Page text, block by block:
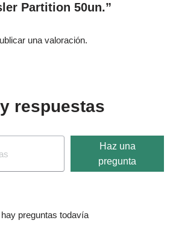
Partition 50un.”
una valoración.
respuestas
Haz una
pregunta
preguntas todavía